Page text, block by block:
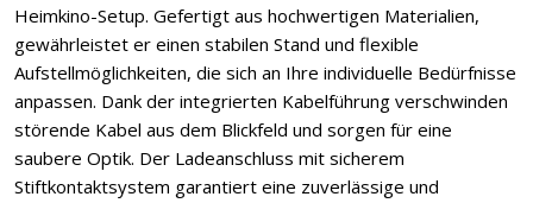
Heimkino-Setup. Gefertigt aus hochwertigen Materialien,
gewährleistet er einen stabilen Stand und flexible
Aufstellmöglichkeiten, die sich an Ihre individuelle Bedürfnisse
anpassen. Dank der integrierten Kabelführung verschwinden
störende Kabel aus dem Blickfeld und sorgen für eine
saubere Optik. Der Ladeanschluss mit sicherem
Stiftkontaktsystem garantiert eine zuverlässige und